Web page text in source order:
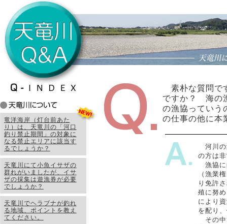
竜洋海岸（灯台前あた
り）は、天竜川の「河口
釣り禁止期間」の対象に
なる禁止エリアに該当す
るでしょうか？
天竜川にて小魚イサザの
群れがいましたが、イサ
ザの採集は遊漁券が必要
でしょうか？
天竜川でヘラブナが釣れ
る地域、ポイントを教え
てください。
素朴な質問で
ですか？ 海の
の漁協っていう
の仕事の他に本
河川の
の方は
漁協に
（漁業
り免許
殖に努
により
を配り
その中